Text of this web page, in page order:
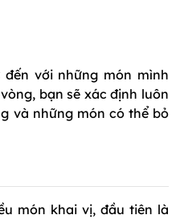
với những món mình
bạn sẽ xác định luôn
và những món có thể bỏ
món khai vị, đầu tiên là